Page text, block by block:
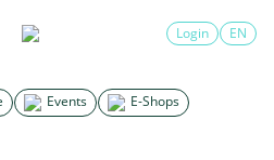
Events E-Shops
Login EN×